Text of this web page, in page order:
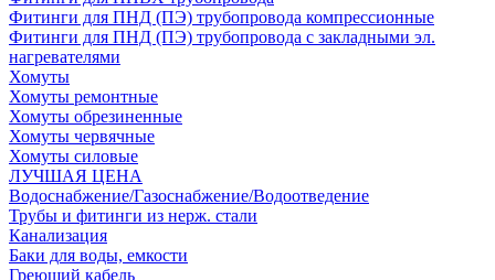
Фитинги для ПНД (ПЭ) трубопровода компрессионные
Фитинги для ПНД (ПЭ) трубопровода с закладными эл.
нагревателями
Хомуты
Хомуты ремонтные
Хомуты обрезиненные
Хомуты червячные
Хомуты силовые
ЛУЧШАЯ ЦЕНА
Водоснабжение/Газоснабжение/Водоотведение
Трубы и фитинги из нерж. стали
Канализация
Баки для воды, емкости
Греющий кабель